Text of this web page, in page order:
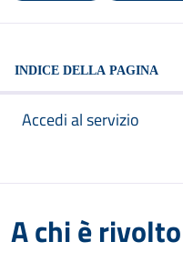
INDICE DELLA PAGINA
Accedi al servizio
A chi è rivolto